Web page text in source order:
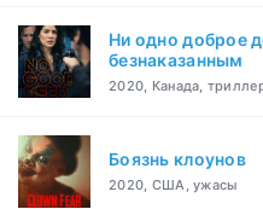
Ни одно доброе
безнаказанным
2020, Канада,
Боязнь клоунов
2020, США, ужасы